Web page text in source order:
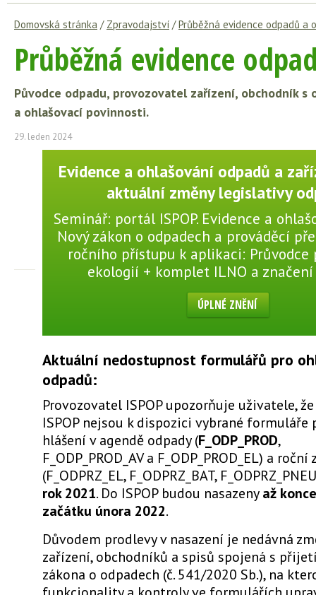
Domovská stránka / Zpravodajství /Průběžná evidence odpadů a
Průběžná evidence
Původce odpadu, provozovatel zařízení, obchodník
a ohlašovací povinnosti.
29. leden 2024
Evidence a ohlašování odpadů a
aktuální změny legislativy
Seminář: portál ISPOP. Evidence a
Nový zákon o odpadech a prováděcí
ročního přístupu k aplikaci: Průvodce
ekologií + komplet ILNO a značení
ÚPLNÉ ZNĚNÍ
Aktuální nedostupnost formulářů pro
odpadů:
Provozovatel ISPOP upozorňuje uživatele,
ISPOP nejsou k dispozici vybrané formuláře
hlášení v agendě odpady (F_ODP_PROD,
F_ODP_PROD_AV a F_ODP_PROD_EL) a roční
(F_ODPRZ_EL, F_ODPRZ_BAT,
rok 2021. Do ISPOP budou nasazenyaž
začátku února 2022.
Důvodem prodlevy v nasazení je nedávná
zařízení, obchodníků a spisů spojená s
zákona o odpadech (č. 541/2020 Sb.), na